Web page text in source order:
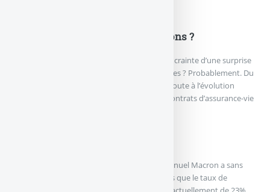
Les incertitudes liées aux élections ?
Faut-il voir dans cette pause de la collecte la crainte d’une surprise
lors des élections présidentielles et législatives ? Probablement. Du
moins en partie, une autre raison est sans doute à l’évolution
promise de la fiscalité sur les produits des contrats d’assurance-vie
La "flat tax" proposée par le candidat Emmanuel Macron a sans
doute fait réagir nombre d’épargnants. Alors que le taux de